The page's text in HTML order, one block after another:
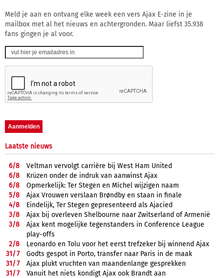
Meld je aan en ontvang elke week een vers Ajax E-zine in je
mailbox met al het nieuws en achtergronden. Maar liefst 35.938
fans gingen je al voor.
Laatste nieuws
6/8
Veltman vervolgt carrière bij West Ham United
6/8
Krüzen onder de indruk van aanwinst Ajax
6/8
Opmerkelijk: Ter Stegen en Míchel wijzigen naam
5/8
Ajax Vrouwen verslaan Brøndby en staan in finale
4/8
Eindelijk, Ter Stegen gepresenteerd als Ajacied
3/8
Ajax bij overleven Shelbourne naar Zwitserland of Armenië
3/8
Ajax kent mogelijke tegenstanders in Conference League
play-offs
2/8
Leonardo en Tolu voor het eerst trefzeker bij winnend Ajax
31/7
Godts gespot in Porto, transfer naar Paris in de maak
31/7
Ajax plukt vruchten van maandenlange gesprekken
31/7
Vanuit het niets kondigt Ajax ook Brandt aan